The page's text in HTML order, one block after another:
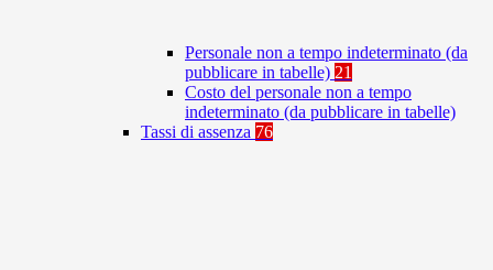
Personale non a tempo indeterminato (da
pubblicare in tabelle) 21
Costo del personale non a tempo
indeterminato (da pubblicare in tabelle)
Tassi di assenza 76